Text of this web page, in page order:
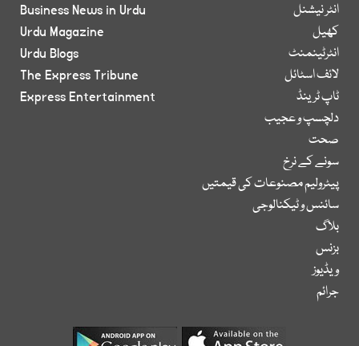
انٹر نیشنل
کھیل
انٹرٹینمنٹ
لائف اسٹائل
ٹاپ ٹرینڈ
دلچسپ و عجیب
صحت
سونے کے نرخ
پیٹرولیم مصنوعات کی قیمتیں
سائنس و ٹیکنالوجی
بلاگ
بزنس
ویڈیوز
جرائم
Business News in Urdu
Urdu Magazine
Urdu Blogs
The Express Tribune
Express Entertainment